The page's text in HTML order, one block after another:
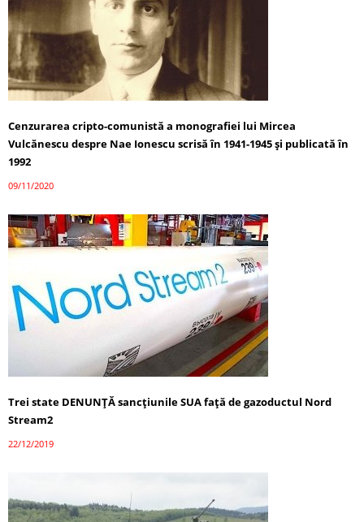
Cenzurarea cripto-comunistă a monografiei lui Mircea
Vulcănescu despre Nae Ionescu scrisă în 1941-1945 și publicată în
1992
09/11/2020
Trei state DENUNŢĂ sancţiunile SUA faţă de gazoductul Nord
Stream2
22/12/2019